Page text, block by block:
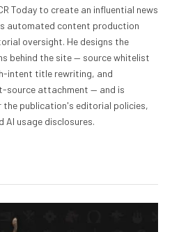
Today to create an influential news
automated content production
oversight. He designs the
behind the site — source whitelist
intent title rewriting, and
source attachment — and is
the publication's editorial policies,
AI usage disclosures.